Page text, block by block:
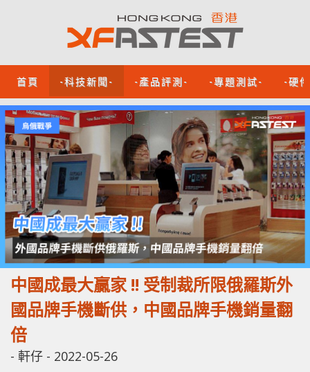
首頁 -科技新聞- -產品評測- -專題測試- -硬
中國成最大贏家 !! 受制裁所限俄羅斯外
國品牌手機斷供，中國品牌手機銷量翻
倍
- 軒仔 - 2022-05-26